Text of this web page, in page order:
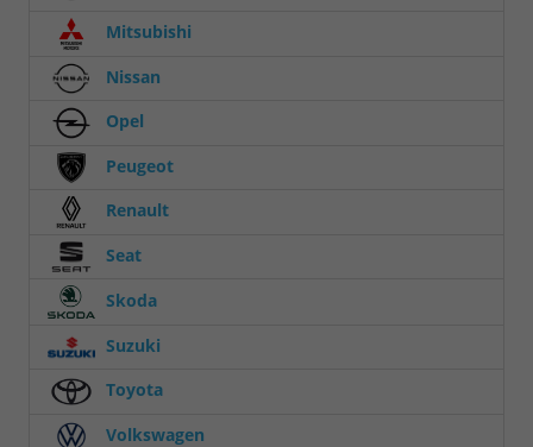
Mitsubishi
Nissan
Opel
Peugeot
Renault
Seat
Skoda
Suzuki
Toyota
Volkswagen